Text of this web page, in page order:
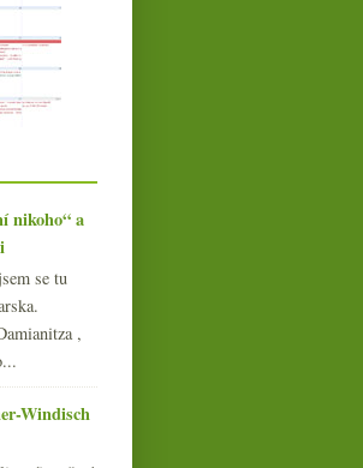
na
Syrah
Rioja
Mencía
investice,
víny v
nikoho“ a
se tu
,
Windisch